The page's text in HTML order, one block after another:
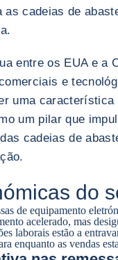
cadeias de
entre os EUA e a
e
uma característica
um pilar que
cadeias de
do
de equipamento
acelerado, mas
laborais estão a
enquanto as vendas